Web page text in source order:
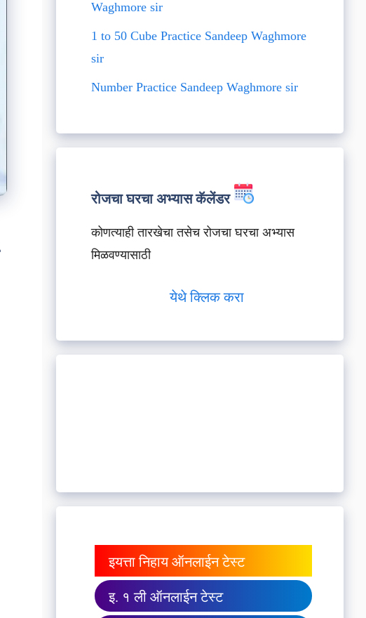
Waghmore sir
1 to 50 Cube Practice Sandeep Waghmore
sir
Number Practice Sandeep Waghmore sir
रोजचा घरचा अभ्यास कॅलेंडर
कोणत्याही तारखेचा तसेच रोजचा घरचा अभ्यास
मिळवण्यासाठी
येथे क्लिक करा
इयत्ता निहाय ऑनलाईन टेस्ट
इ. १ ली ऑनलाईन टेस्ट